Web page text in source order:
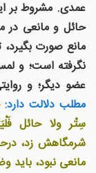
عمدی. مشروط بر
حائل و مانعی در
مانع صورت
نگرفته است؛ و
عضو دیگر؛ و
مطلب دلالت دارد:
سِتْر ولا حائل
شرمگاهش زد،
مانعی نبود، باید